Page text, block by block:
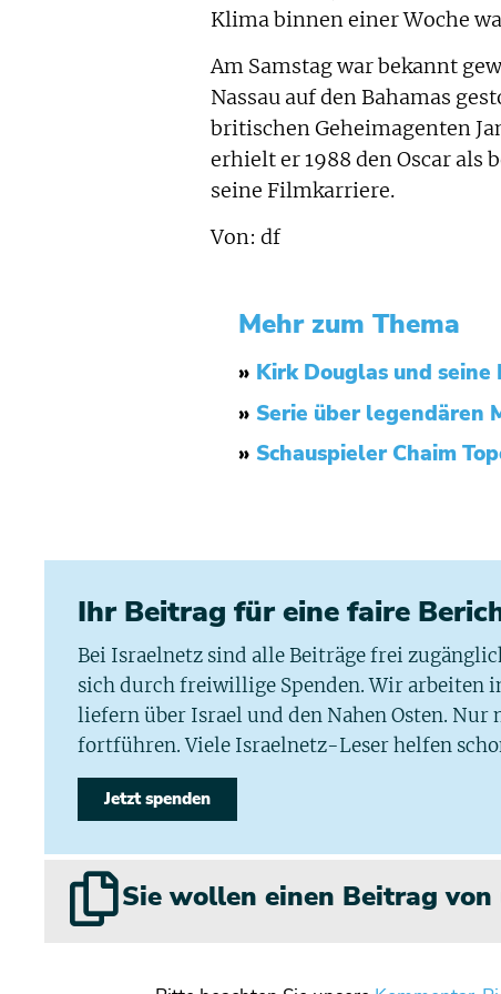
Klima binnen einer Woche
Am Samstag war bekannt
Nassau auf den Bahamas
britischen Geheimagenten
erhielt er 1988 den Oscar als
seine Filmkarriere.
Von: df
Mehr zum Thema
» Kirk Douglas und seine
» Serie über legendären
» Schauspieler Chaim
Ihr Beitrag für eine faire
Bei Israelnetz sind alle Beiträge frei
sich durch freiwillige Spenden. Wir
liefern über Israel und den Nahen Osten.
fortführen. Viele Israelnetz-Leser helfen
Jetzt spenden
Sie wollen einen Beitrag von